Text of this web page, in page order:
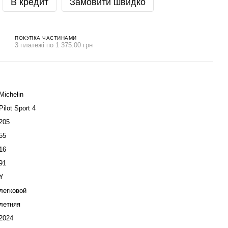
В кредит Замовити швидко
ПОКУПКА ЧАСТИНАМИ
3 платежі по 1 375.00 грн
Michelin
Pilot Sport 4
16